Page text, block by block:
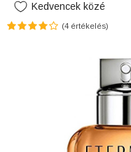
Kedvencek közé
(4 értékelés)